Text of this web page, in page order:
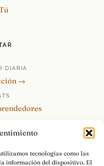
tecnologías como las
información del dispositivo. El
DIARIA
→